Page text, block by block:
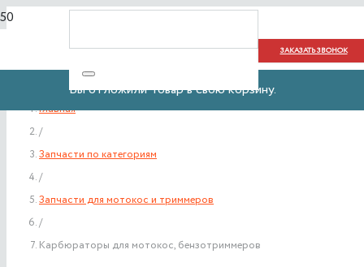
ЗАКАЗАТЬ ЗВОНОК
Вы отложилиТоварв свою корзину.
Главная
/
Запчасти по категориям
/
Запчасти для мотокос и триммеров
/
Карбюраторы для мотокос, бензотриммеров